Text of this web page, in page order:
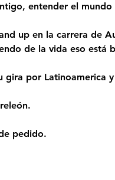
entender el
de la vida eso
pedido.